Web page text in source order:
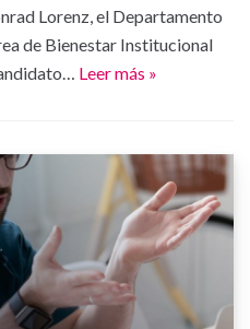
Lorenz, el Departamento
de Bienestar Institucional
Leer más »